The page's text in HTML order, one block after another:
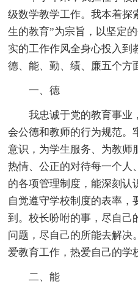
级数学教学工作。我本着探
生的教育”为宗旨，以坚定
实的工作作风全身心投入到
德、能、勤、绩、廉五个方
一、德
我忠诚于党的教育事业
会公德和教师的行为规范。
意识，为学生服务、为教师
热情、公正的对待每一个人
的各项管理制度，能深刻认
自觉遵守学校制度的表率，
到。校长吩咐的事，尽自己
问题，尽自己的所能去解决
爱教育工作，热爱自己的学
二、能